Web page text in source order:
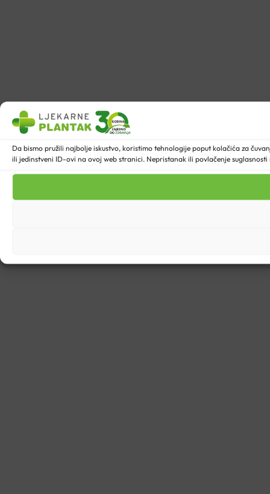
Da bismo pružili najbolje iskustvo, koristimo tehnologije poput kolačića za
ili jedinstveni ID-ovi na ovoj web stranici. Nepristanak ili povlačenje